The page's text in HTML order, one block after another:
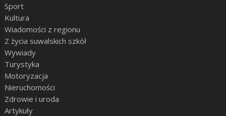
Sport
Kultura
Wiadomości z regionu
Z życia suwalskich szkół
Wywiady
Turystyka
Motoryzacja
Nieruchomości
Zdrowie i uroda
Artykuły